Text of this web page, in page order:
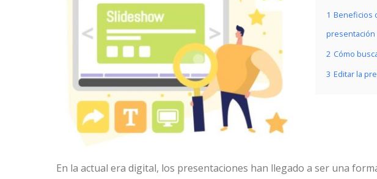
1 Beneficios
presentación
2 Cómo
3 Editar la
En la actual era digital, los presentaciones han llegado a ser una